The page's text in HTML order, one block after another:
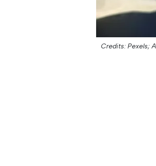
Credits: Pexels;